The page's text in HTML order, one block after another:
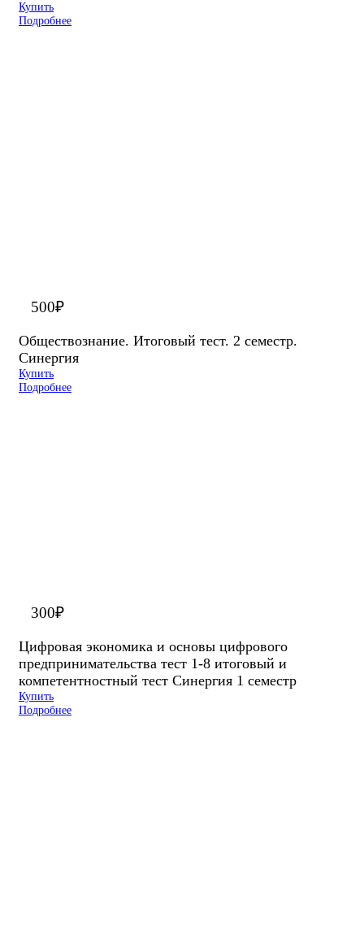
Купить
Подробнее
500₽
Обществознание. Итоговый тест. 2 семестр.
Синергия
Купить
Подробнее
300₽
Цифровая экономика и основы цифрового
предпринимательства тест 1-8 итоговый и
компетентностный тест Синергия 1 семестр
Купить
Подробнее